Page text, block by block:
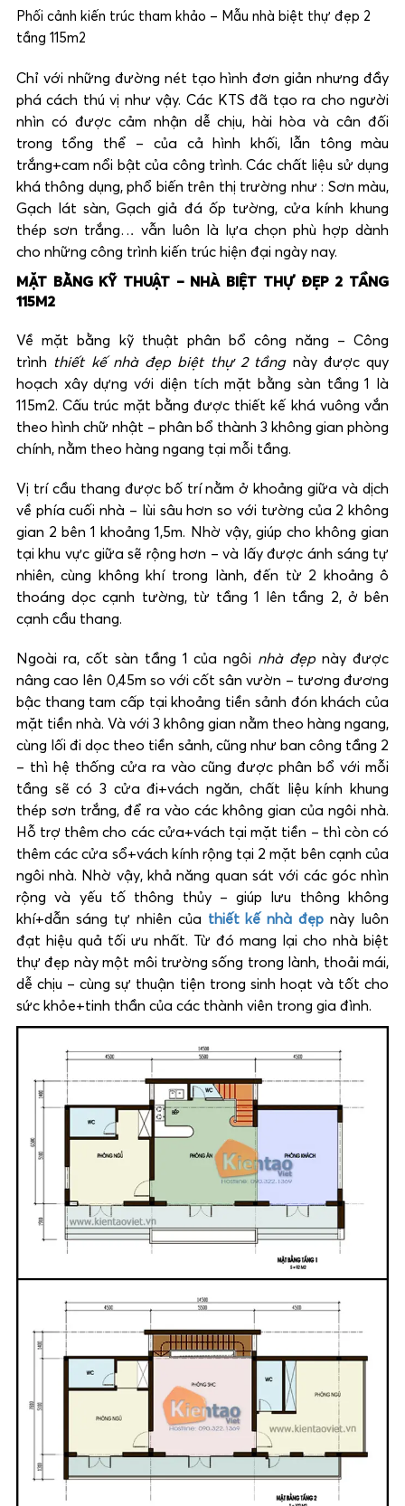
Phối cảnh kiến trúc tham khảo – Mẫu nhà biệt thự đẹp 2
tầng 115m2
Chỉ với những đường nét tạo hình đơn giản nhưng đầy
phá cách thú vị như vậy. Các KTS đã tạo ra cho người
nhìn có được cảm nhận dễ chịu, hài hòa và cân đối
trong tổng thể – của cả hình khối, lẫn tông màu
trắng+cam nổi bật của công trình. Các chất liệu sử dụng
khá thông dụng, phổ biến trên thị trường như : Sơn màu,
Gạch lát sàn, Gạch giả đá ốp tường, cửa kính khung
thép sơn trắng… vẫn luôn là lựa chọn phù hợp dành
cho những công trình kiến trúc hiện đại ngày nay.
MẶT BẰNG KỸ THUẬT – NHÀ BIỆT THỰ ĐẸP 2 TẦNG
115M2
Về mặt bằng kỹ thuật phân bổ công năng – Công
trình thiết kế nhà đẹp biệt thự 2 tầngnày được quy
hoạch xây dựng với diện tích mặt bằng sàn tầng 1 là
115m2. Cấu trúc mặt bằng được thiết kế khá vuông vắn
theo hình chữ nhật – phân bổ thành 3 không gian phòng
chính, nằm theo hàng ngang tại mỗi tầng.
Vị trí cầu thang được bố trí nằm ở khoảng giữa và dịch
về phía cuối nhà – lùi sâu hơn so với tường của 2 không
gian 2 bên 1 khoảng 1,5m. Nhờ vậy, giúp cho không gian
tại khu vực giữa sẽ rộng hơn – và lấy được ánh sáng tự
nhiên, cùng không khí trong lành, đến từ 2 khoảng ô
thoáng dọc cạnh tường, từ tầng 1 lên tầng 2, ở bên
cạnh cầu thang.
Ngoài ra, cốt sàn tầng 1 của ngôi nhà đẹp này được
nâng cao lên 0,45m so với cốt sân vườn – tương đương
bậc thang tam cấp tại khoảng tiền sảnh đón khách của
mặt tiền nhà. Và với 3 không gian nằm theo hàng ngang,
cùng lối đi dọc theo tiền sảnh, cũng như ban công tầng 2
– thì hệ thống cửa ra vào cũng được phân bổ với mỗi
tầng sẽ có 3 cửa đi+vách ngăn, chất liệu kính khung
thép sơn trắng, để ra vào các không gian của ngôi nhà.
Hỗ trợ thêm cho các cửa+vách tại mặt tiền – thì còn có
thêm các cửa sổ+vách kính rộng tại 2 mặt bên cạnh của
ngôi nhà. Nhờ vậy, khả năng quan sát với các góc nhìn
rộng và yếu tố thông thủy – giúp lưu thông không
khí+dẫn sáng tự nhiên của thiết kế nhà đẹp này luôn
đạt hiệu quả tối ưu nhất. Từ đó mang lại cho nhà biệt
thự đẹp này một môi trường sống trong lành, thoải mái,
dễ chịu – cùng sự thuận tiện trong sinh hoạt và tốt cho
sức khỏe+tinh thần của các thành viên trong gia đình.